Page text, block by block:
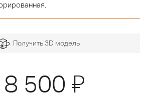
Получить 3D модель
500 Я